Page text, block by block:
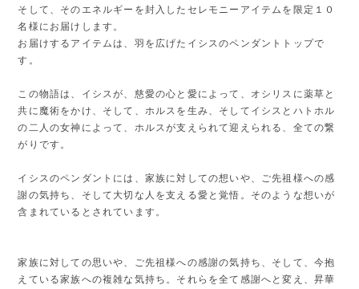
そして、そのエネルギーを封入したセレモニーアイテムを限定１０
名様にお届けします。
お届けするアイテムは、羽を広げたイシスのペンダントトップで
す。
この物語は、イシスが、慈愛の心と愛によって、オシリスに薬草と
共に魔術をかけ、そして、ホルスを生み、そしてイシスとハトホル
の二人の女神によって、ホルスが支えられて迎えられる、全ての繋
がりです。
イシスのペンダントには、家族に対しての想いや、ご先祖様への感
謝の気持ち、そして大切な人を支える愛と覚悟。そのような想いが
含まれているとされています。
家族に対しての思いや、ご先祖様への感謝の気持ち、そして、今抱
えている家族への複雑な気持ち。それらを全て感謝へと変え、昇華